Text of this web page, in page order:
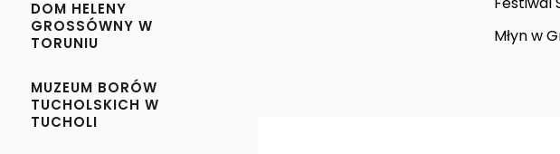
DOM HELENY
GROSSÓWNY W
TORUNIU
MUZEUM BORÓW
TUCHOLSKICH W
TUCHOLI
Młyn w